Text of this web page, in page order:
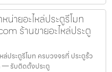
ายอะไหล่ประตูรีโมท
ร้านขายอะไหล่ประตู
ล่ประตูรีโมท ครบวงจรที่ ประตูรั้ว
— รับติดตั้งประตู